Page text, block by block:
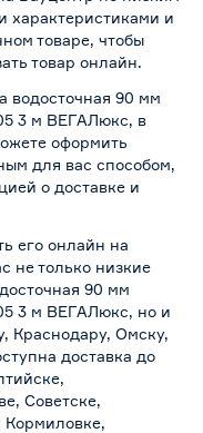
характеристиками и
товаре, чтобы
товар онлайн.
водосточная 90 мм
3 м ВЕГАЛюкс, в
оформить
для вас способом,
о доставке и
его онлайн на
не только низкие
90 мм
3 м ВЕГАЛюкс, но и
Краснодару, Омску,
доставка до
Советске,
Кормиловке,